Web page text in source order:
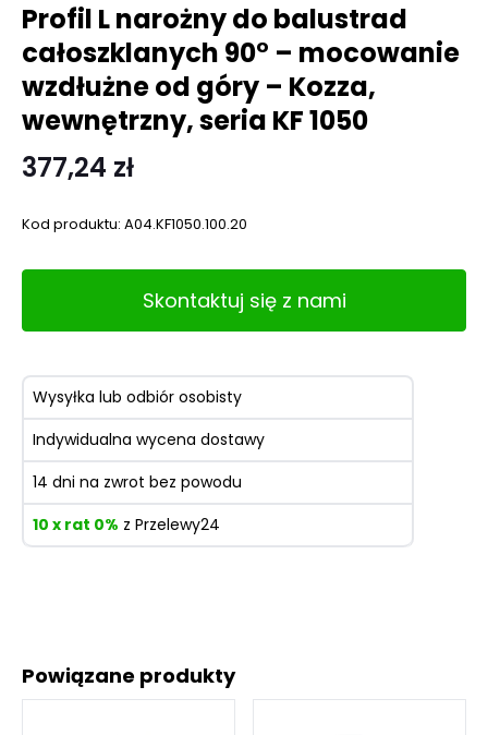
Powiązane produkty
Profil L narożny do balustrad
całoszklanych 90° – mocowanie
wzdłużne od góry – Kozza,
wewnętrzny, seria KF 1050
377,24 zł
Kod produktu: A04.KF1050.100.20
Skontaktuj się z nami
Wysyłka lub odbiór osobisty
Indywidualna wycena dostawy
14 dni na zwrot bez powodu
10 x rat 0% z Przelewy24